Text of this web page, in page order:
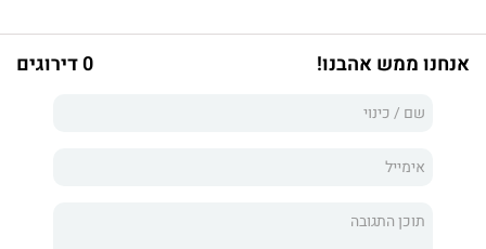
חוברים יחד, והם יעשו הכול כדי להציל את החנות היקרה לליבם:
כשרים.
מועדון קריאה לשונאי ספרים
שובת הלב משובצות המלצות קריאה, והשילוב הופך את הספר למכתב
השידוך המושלם ביניהם.
אנחנו ממש אהבנו! 0 דירוגים